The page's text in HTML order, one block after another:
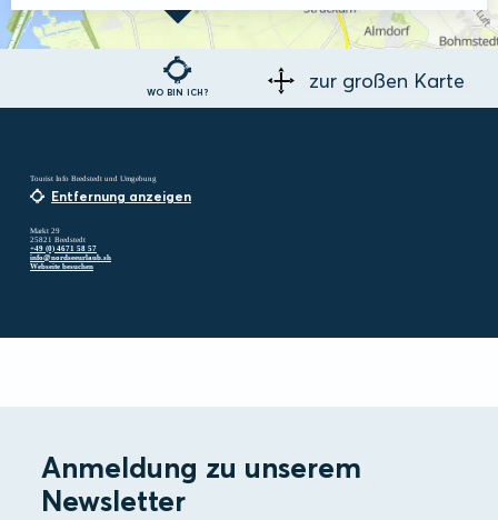
WO BIN ICH? zur großen Karte
Tourist Info Bredstedt und Umgebung
Entfernung anzeigen
Markt 29
25821 Bredstedt
+49 (0) 4671 58 57
info@nordseeurlaub.sh
Webseite besuchen
Anmeldung zu unserem
Newsletter